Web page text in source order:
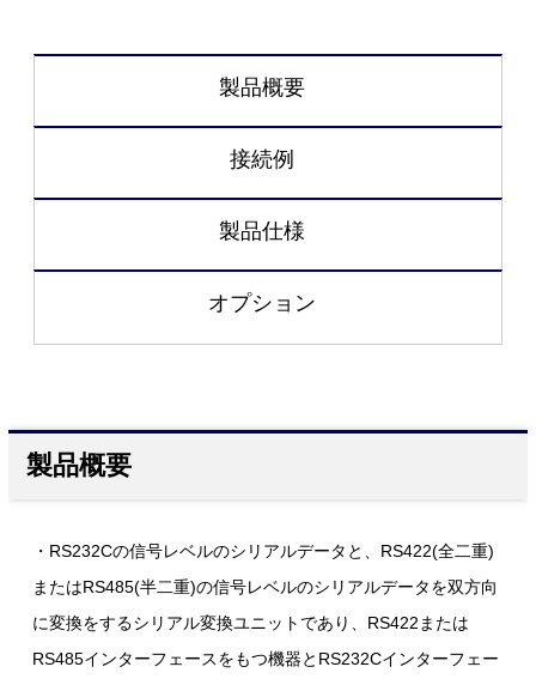
製品概要
接続例
製品仕様
オプション
製品概要
・RS232Cの信号レベルのシリアルデータと、RS422(全二重)
またはRS485(半二重)の信号レベルのシリアルデータを双方向
に変換をするシリアル変換ユニットであり、RS422または
RS485インターフェースをもつ機器とRS232Cインターフェー